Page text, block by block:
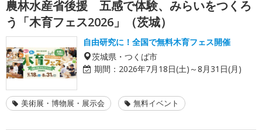
農林水産省後援 五感で体験、みらいをつくろ
う「木育フェス2026」（茨城）
自由研究に！全国で無料木育フェス開催
茨城県・つくば市
期間： 2026年7月18日(土)～8月31日(月)
美術展・博物展・展示会 無料イベント